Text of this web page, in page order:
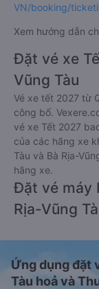
VN/booking/
Xem hướng dẫn
Đặt vé xe
Vũng Tàu
Vé xe tết 2027 từ
công bố.
vé xe Tết 2027
của các hãng xe
Tàu và Bà Rịa-
hãng xe.
Đặt vé máy
Rịa-Vũng
Ứng dụng đặt
Tàu hoả và